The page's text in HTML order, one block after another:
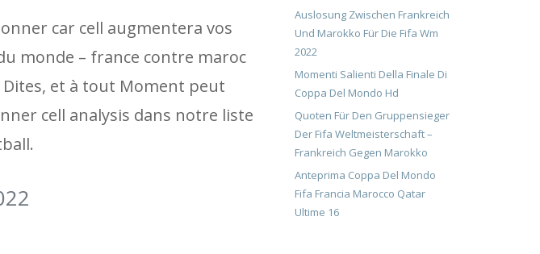
car cell augmentera vos
monde – france contre maroc
et à tout Moment peut
cell analysis dans notre liste
Auslosung Zwischen Frankreich
Und Marokko Für Die Fifa Wm
2022
Momenti Salienti Della Finale Di
Coppa Del Mondo Hd
Quoten Für Den Gruppensieger
Der Fifa Weltmeisterschaft –
Frankreich Gegen Marokko
Anteprima Coppa Del Mondo
Fifa Francia Marocco Qatar
Ultime 16